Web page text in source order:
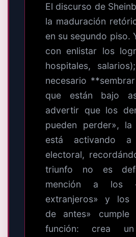
El discurso de
la maduración
en su segundo piso.
con enlistar los
hospitales,
necesario
que están bajo
advertir que los
pueden perder», la
está activando
electoral,
triunfo no es
mención a los
extranjeros» y los
de antes» cumple
función: crea un